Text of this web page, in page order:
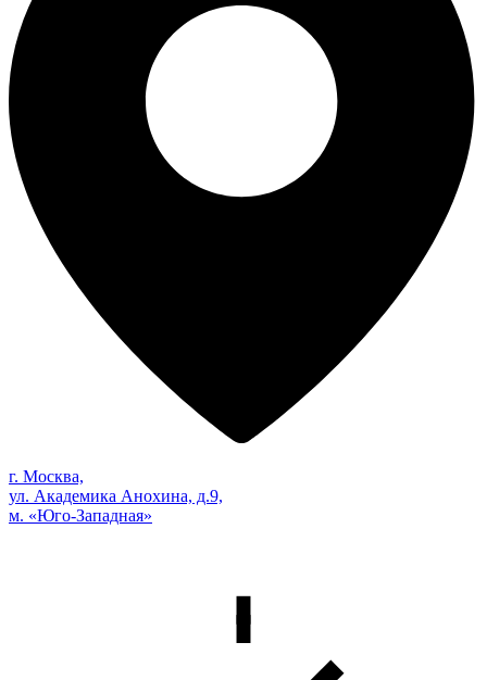
г. Москва,
ул. Академика Анохина, д.9,
м. «Юго-Западная»